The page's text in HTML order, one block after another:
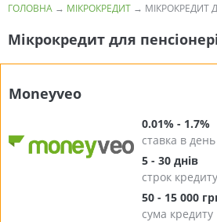
ГОЛОВНА → МІКРОКРЕДИТ → МІКРОКРЕДИТ
Мікрокредит для
Moneyveo
0.01% - 1.7%
ставка в день
5 - 30 днів
строк кредиту
50 - 15 000
сума кредиту